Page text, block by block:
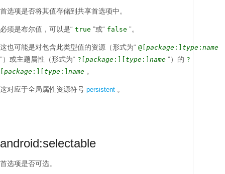
首选项是否将其值存储到共享首选项中。
必须是布尔值，可以是“ true ”或“ false ”。
这也可能是对包含此类型值的资源（形式为“ @[ package :] type : name
”）或主题属性（形式为“ ?[ package :][ type :] name ”）的 ?
package :][ type :] name 。
这对应于全局属性资源符号 persistent 。
android:selectable
首选项是否可选。